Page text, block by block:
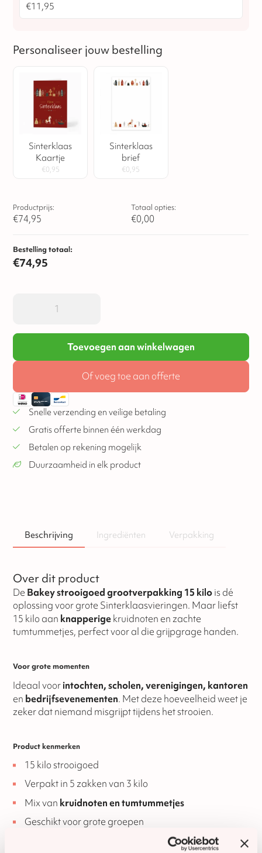
€11,95
Personaliseer jouw bestelling
Sinterklaas
Kaartje
€0,95
Sinterklaas
brief
€0,95
Productprijs:
€74,95
Totaal opties:
€0,00
Bestelling totaal:
€74,95
Toevoegen aan winkelwagen
Of voeg toe aan offerte
Snelle verzending en veilige betaling
Gratis offerte binnen één werkdag
Betalen op rekening mogelijk
Duurzaamheid in elk product
Beschrijving Ingrediënten Verpakking
Over dit product
De Bakey strooigoed grootverpakking 15 kilo is dé
oplossing voor grote Sinterklaasvieringen. Maar liefst
15 kilo aan knapperige kruidnoten en zachte
tumtummetjes, perfect voor al die grijpgrage handen.
Voor grote momenten
Ideaal voor intochten, scholen, verenigingen, kantoren
en bedrijfsevenementen. Met deze hoeveelheid weet je
zeker dat niemand misgrijpt tijdens het strooien.
Product kenmerken
15 kilo strooigoed
Verpakt in 5 zakken van 3 kilo
Mix van kruidnoten en tumtummetjes
Geschikt voor grote groepen